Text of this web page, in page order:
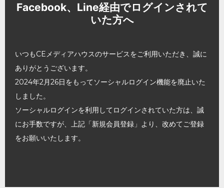
Facebook、Line経由でログインされて
いた方へ
いつもCEメディアハウスのサービスをご利用いただき、誠に
ありがとうございます。
2024年2月26日をもってソーシャルログイン機能を廃止いた
しました。
ソーシャルログインを利用してログインされていた方は、誠
にお手数ですが、上記「新規会員登録」より、改めてご登録
をお願いいたします。